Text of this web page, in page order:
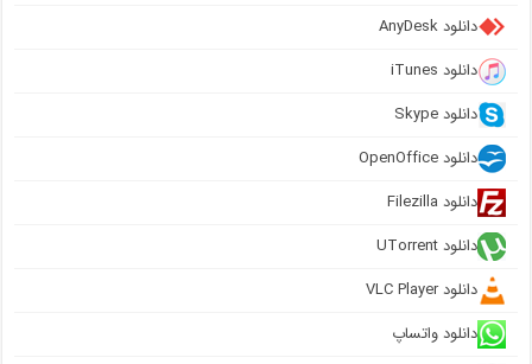
دانلود AnyDesk
دانلود iTunes
دانلود Skype
دانلود OpenOffice
دانلود Filezilla
دانلود UTorrent
دانلود VLC Player
دانلود واتساپ